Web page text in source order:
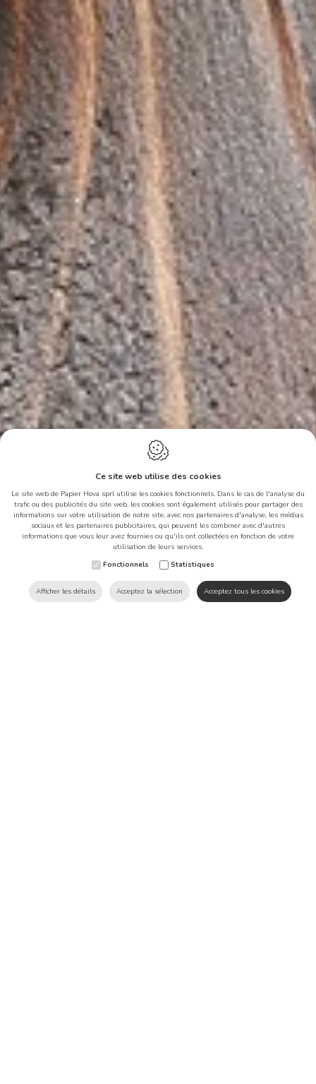
Ce site web utilise des cookies
expérience sur notre site.
Ce site web utilise des cookies
Le site web de Papier Hova sprl utilise les cookies fonctionnels. Dans le cas de l'analyse du
trafic ou des publicités du site web, les cookies sont également utilisés pour partager des
informations sur votre utilisation de notre site, avec nos partenaires d'analyse, les médias
sociaux et les partenaires publicitaires, qui peuvent les combiner avec d'autres
informations que vous leur avez fournies ou qu'ils ont collectées en fonction de votre
utilisation de leurs services.
Fonctionnels
Statistiques
Afficher les détails Acceptez la sélection Acceptez tous les cookies